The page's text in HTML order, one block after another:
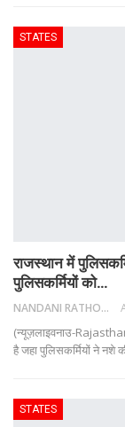
STATES
राजस्थान में
पुलिसकर्मियों को…
NANDANI RATHORE
(न्यूज़लाइवनाउ-
है जहा पुलिसकर्मियों ने नशे
STATES